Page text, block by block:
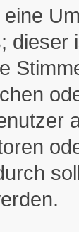
dieser